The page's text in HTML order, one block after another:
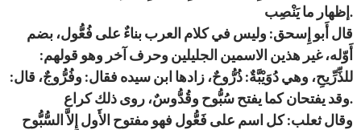
إظهار ما يَنْصِب.
قال أَبو إِسحق: وليس في كلام العرب بناءٌ على فُعُّول، بضم
أَوّله، غير هذين الاسمين الجليلين وحرف آخر وهو قولهم:
للذِّرِّيحِ، وهي دُوَيْبَّةٌ: ذُرُّوحٌ، زادها ابن سيده فقال: وفُرُّوجٌ، قال:
وقد يفتحان كما يفتح سُبُّوح وقُدُّوسٌ، روى ذلك كراع.
وقال ثعلب: كل اسم على فَعُّول فهو مفتوح الأَول إِلاَّ السُّبُّوح